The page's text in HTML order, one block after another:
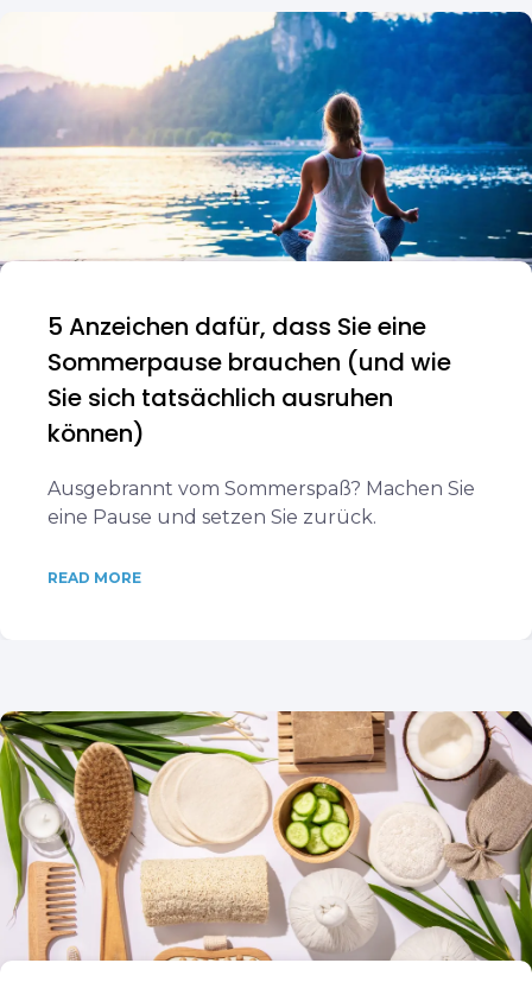
5 Anzeichen dafür, dass Sie eine
Sommerpause brauchen (und wie
Sie sich tatsächlich ausruhen
können)
Ausgebrannt vom Sommerspaß? Machen Sie
eine Pause und setzen Sie zurück.
READ MORE